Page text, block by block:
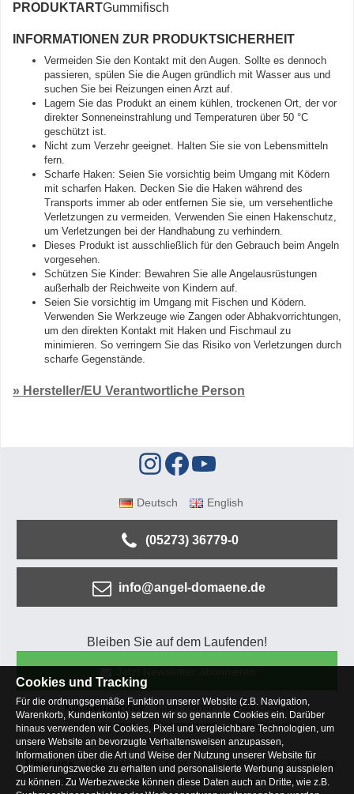
PRODUKTARTGummifisch
INFORMATIONEN ZUR PRODUKTSICHERHEIT
Vermeiden Sie den Kontakt mit den Augen. Sollte es dennoch
passieren, spülen Sie die Augen gründlich mit Wasser aus und
suchen Sie bei Reizungen einen Arzt auf.
Lagern Sie das Produkt an einem kühlen, trockenen Ort, der vor
direkter Sonneneinstrahlung und Temperaturen über 50 °C
geschützt ist.
Nicht zum Verzehr geeignet. Halten Sie sie von Lebensmitteln
fern.
Scharfe Haken: Seien Sie vorsichtig beim Umgang mit Ködern
mit scharfen Haken. Decken Sie die Haken während des
Transports immer ab oder entfernen Sie sie, um versehentliche
Verletzungen zu vermeiden. Verwenden Sie einen Hakenschutz,
um Verletzungen bei der Handhabung zu verhindern.
Dieses Produkt ist ausschließlich für den Gebrauch beim Angeln
vorgesehen.
Schützen Sie Kinder: Bewahren Sie alle Angelausrüstungen
außerhalb der Reichweite von Kindern auf.
Seien Sie vorsichtig im Umgang mit Fischen und Ködern.
Verwenden Sie Werkzeuge wie Zangen oder Abhakvorrichtungen,
um den direkten Kontakt mit Haken und Fischmaul zu
minimieren. So verringern Sie das Risiko von Verletzungen durch
scharfe Gegenstände.
» Hersteller/EU Verantwortliche Person
Deutsch English
(05273) 36779-0
info@angel-domaene.de
Bleiben Sie auf dem Laufenden!
Kundenservice Mein Konto
Versandkosten
Zahlungsarten
Rücksendung
Kaufberatung
Häufige Fragen
Über uns
Unternehmen Blog Jobs & Praktika
Facebook
Osterfeldsee
Archiv Sitemap Kontaktformular
Cookies und Tracking
Für die ordnungsgemäße Funktion unserer Website (z.B. Navigation,
Warenkorb, Kundenkonto) setzen wir so genannte Cookies ein. Darüber
hinaus verwenden wir Cookies, Pixel und vergleichbare Technologien, um
unsere Website an bevorzugte Verhaltensweisen anzupassen,
Informationen über die Art und Weise der Nutzung unserer Website für
Optimierungszwecke zu erhalten und personalisierte Werbung ausspielen
zu können. Zu Werbezwecke können diese Daten auch an Dritte, wie z.B.